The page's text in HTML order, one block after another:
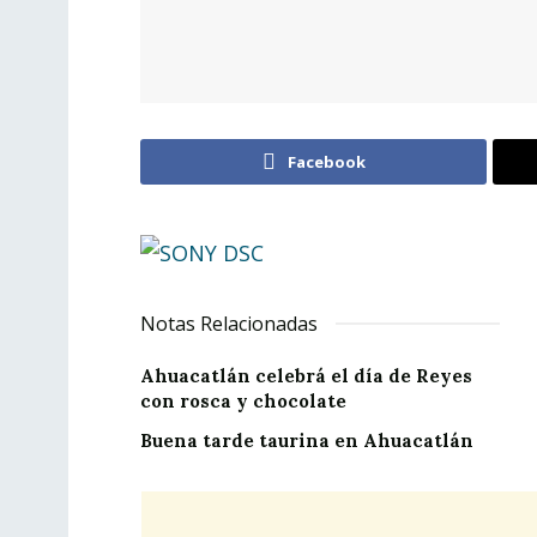
Facebook
Notas Relacionadas
Ahuacatlán celebrá el día de Reyes
con rosca y chocolate
Buena tarde taurina en Ahuacatlán